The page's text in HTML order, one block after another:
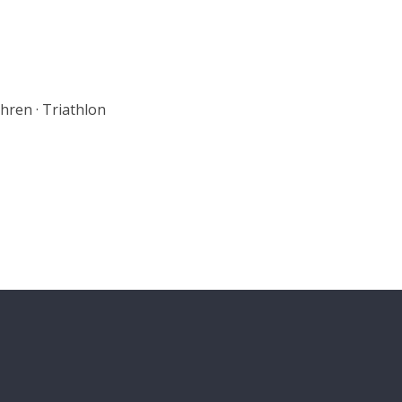
· Triathlon